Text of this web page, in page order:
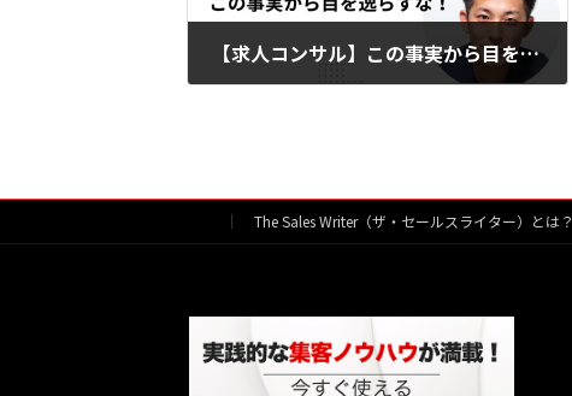
【求人コンサル】この事実から目を逸らすな！
The Sales Writer（ザ・セールスライター）とは？